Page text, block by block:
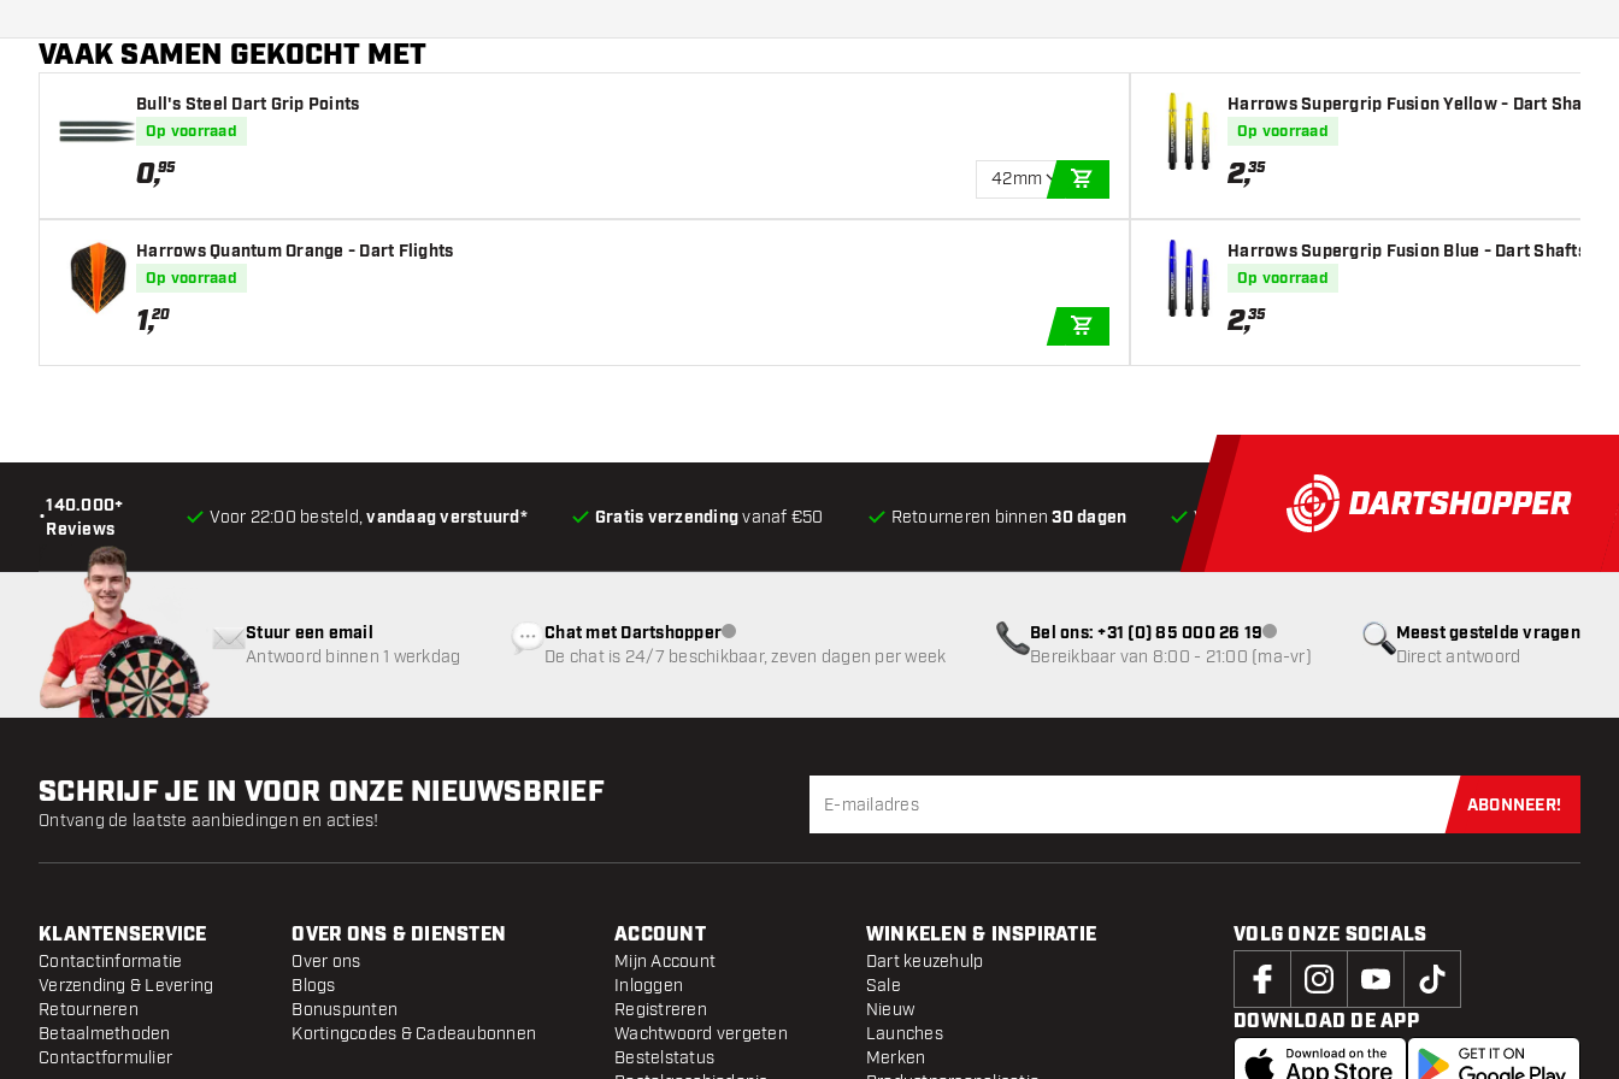
Barrel kleur
Barrel gripzone
Barrel vorm
Gewicht
Barrel dikte (MM)
Barrel lengte (MM)
VAAK SAMEN GEKOCHT MET
Bull's Steel Dart Grip Points
Op voorraad
0,95
42mm
Harrows Quantum Orange - Dart Flights
Op voorraad
1,20
Harrows Supergrip Fusion Yellow - Dart Shafts
Op voorraad
2,35
Harrows Supergrip Fusion Blue - Dart Shafts
Op voorraad
2,35
•
140.000+
Reviews
Voor 22:00 besteld,vandaag verstuurd* Gratis verzendingvanaf €50 Retourneren binnen30 dagen Voor 22:00 besteld,vandaag verstuurd*
Meest gestelde vragen
Direct antwoord
Stuur een email
Antwoord binnen 1 werkdag
Chat met Dartshopperklantenservice niet beschikbaar
De chat is 24/7 beschikbaar, zeven dagen per week
Bel ons: +31 (0) 85 000 26 19klantenservice niet beschikbaar
Bereikbaar van 8:00 - 21:00 (ma-vr)
SCHRIJF JE IN VOOR ONZE NIEUWSBRIEF
Ontvang de laatste aanbiedingen en acties!
Schrijf je
ABONNEER!
KLANTENSERVICE
Contactinformatie
Verzending & Levering
Retourneren
Betaalmethoden
Contactformulier
OVER ONS & DIENSTEN
Over ons
Blogs
Bonuspunten
Kortingcodes & Cadeaubonnen
ACCOUNT
Mijn Account
Inloggen
Registreren
Wachtwoord vergeten
Bestelstatus
WINKELEN & INSPIRATIE
Dart keuzehulp
Sale
Nieuw
Launches
Merken
VOLG ONZE SOCIALS
DOWNLOAD DE APP